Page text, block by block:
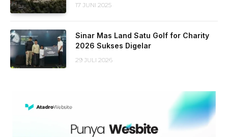
17 JUNI 2025
Sinar Mas Land Satu Golf for Charity
2026 Sukses Digelar
29 JULI 2026